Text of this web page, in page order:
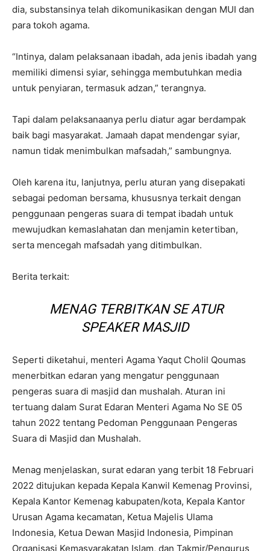
dia, substansinya telah dikomunikasikan dengan MUI dan
para tokoh agama.
“Intinya, dalam pelaksanaan ibadah, ada jenis ibadah yang
memiliki dimensi syiar, sehingga membutuhkan media
untuk penyiaran, termasuk adzan,” terangnya.
Tapi dalam pelaksanaanya perlu diatur agar berdampak
baik bagi masyarakat. Jamaah dapat mendengar syiar,
namun tidak menimbulkan mafsadah,” sambungnya.
Oleh karena itu, lanjutnya, perlu aturan yang disepakati
sebagai pedoman bersama, khususnya terkait dengan
penggunaan pengeras suara di tempat ibadah untuk
mewujudkan kemaslahatan dan menjamin ketertiban,
serta mencegah mafsadah yang ditimbulkan.
Berita terkait:
MENAG TERBITKAN SE ATUR
SPEAKER MASJID
Seperti diketahui, menteri Agama Yaqut Cholil Qoumas
menerbitkan edaran yang mengatur penggunaan
pengeras suara di masjid dan mushalah. Aturan ini
tertuang dalam Surat Edaran Menteri Agama No SE 05
tahun 2022 tentang Pedoman Penggunaan Pengeras
Suara di Masjid dan Mushalah.
Menag menjelaskan, surat edaran yang terbit 18 Februari
2022 ditujukan kepada Kepala Kanwil Kemenag Provinsi,
Kepala Kantor Kemenag kabupaten/kota, Kepala Kantor
Urusan Agama kecamatan, Ketua Majelis Ulama
Indonesia, Ketua Dewan Masjid Indonesia, Pimpinan
Organisasi Kemasyarakatan Islam, dan Takmir/Pengurus